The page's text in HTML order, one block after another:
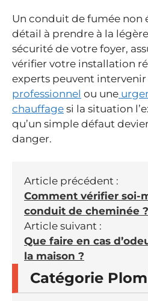
Un conduit de fumée non
détail à prendre à la
sécurité de votre foyer,
vérifier votre installation
experts peuvent
professionnel ou une
chauffage si la situation
qu’un simple défaut
danger.
Article précédent :
Comment vérifier soi-
conduit de cheminée ?
Article suivant :
Que faire en cas
la maison ?
Catégorie